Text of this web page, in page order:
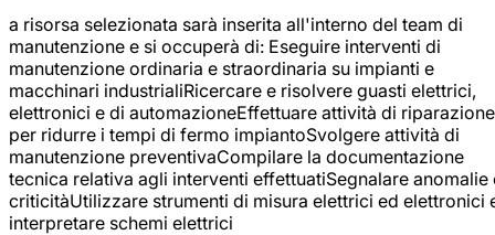
a risorsa selezionata sarà inserita all'interno del team di
manutenzione e si occuperà di: Eseguire interventi di
manutenzione ordinaria e straordinaria su impianti e
macchinari industrialiRicercare e risolvere guasti elettrici,
elettronici e di automazioneEffettuare attività di riparazione
per ridurre i tempi di fermo impiantoSvolgere attività di
manutenzione preventivaCompilare la documentazione
tecnica relativa agli interventi effettuatiSegnalare anomalie
criticitàUtilizzare strumenti di misura elettrici ed elettronici
interpretare schemi elettrici